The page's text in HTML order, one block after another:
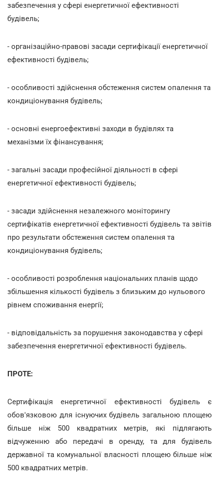
забезпечення у сфері енергетичної ефективності
будівель;
- організаційно-правові засади сертифікації енергетичної
ефективності будівель;
- особливості здійснення обстеження систем опалення та
кондиціонування будівель;
- основні енергоефективні заходи в будівлях та
механізми їх фінансування;
- загальні засади професійної діяльності в сфері
енергетичної ефективності будівель;
- засади здійснення незалежного моніторингу
сертифікатів енергетичної ефективності будівель та звітів
про результати обстеження систем опалення та
кондиціонування будівель;
- особливості розроблення національних планів щодо
збільшення кількості будівель з близьким до нульового
рівнем споживання енергії;
- відповідальність за порушення законодавства у сфері
забезпечення енергетичної ефективності будівель.
ПРОТЕ:
Сертифікація енергетичної ефективності будівель є
обов'язковою для існуючих будівель загальною площею
більше ніж 500 квадратних метрів, які підлягають
відчуженню або передачі в оренду, та для будівель
державної та комунальної власності площею більше ніж
500 квадратних метрів.